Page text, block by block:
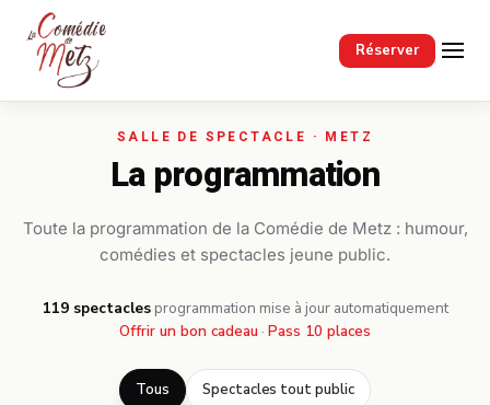
Réserver
Passer au contenu principal
La programmation
Toute la programmation de la Comédie de Metz : humour,
comédies et spectacles jeune public.
119 spectacles· programmation mise à jour automatiquement
Offrir un bon cadeau · Pass 10 places
Tous Spectacles tout public